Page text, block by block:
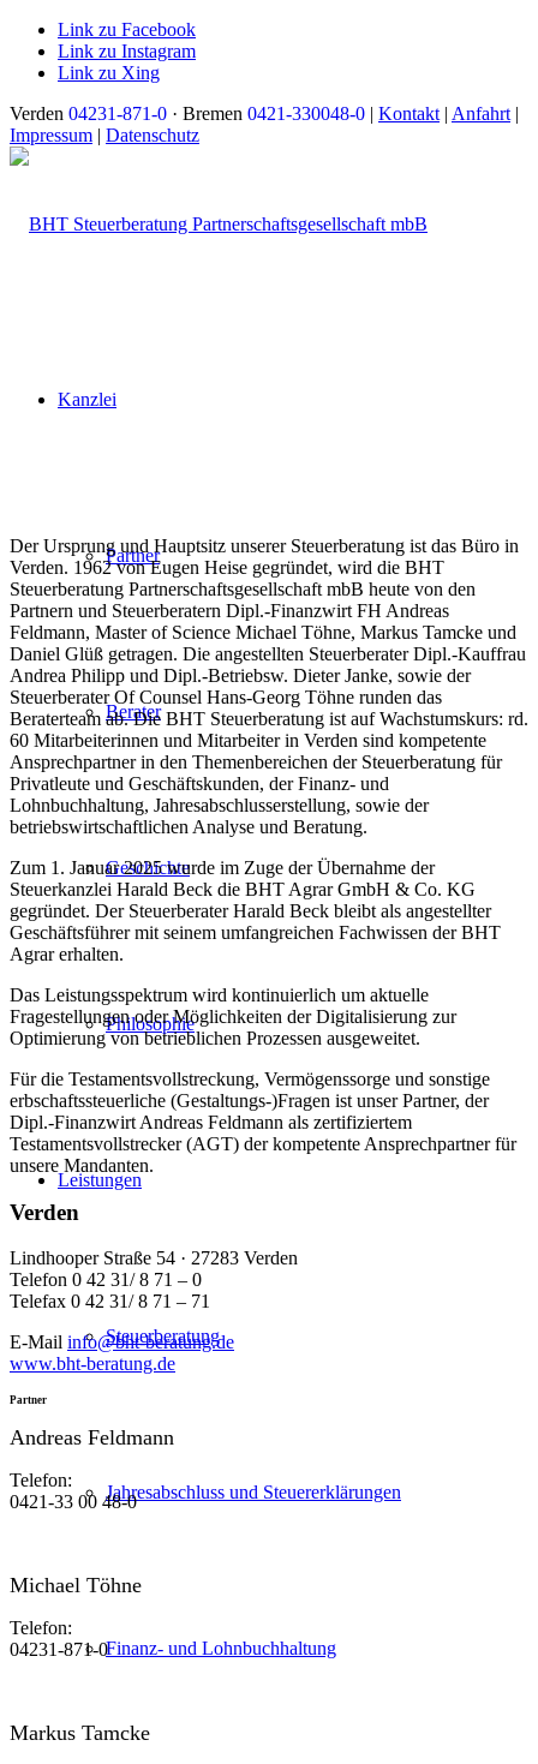
Link zu Facebook
Link zu Instagram
Link zu Xing
Verden 04231-871-0 · Bremen 0421-330048-0 | Kontakt | Anfahrt |
Impressum | Datenschutz
Kanzlei
Partner
Berater
Geschichte
Philosophie
Leistungen
Steuerberatung
Jahresabschluss und Steuererklärungen
Finanz- und Lohnbuchhaltung
Der Ursprung und Hauptsitz unserer Steuerberatung ist das Büro in
Verden. 1962 von Eugen Heise gegründet, wird die BHT
Steuerberatung Partnerschaftsgesellschaft mbB heute von den
Partnern und Steuerberatern Dipl.-Finanzwirt FH Andreas
Feldmann, Master of Science Michael Töhne, Markus Tamcke und
Daniel Glüß getragen. Die angestellten Steuerberater Dipl.-Kauffrau
Andrea Philipp und Dipl.-Betriebsw. Dieter Janke, sowie der
Steuerberater Of Counsel Hans-Georg Töhne runden das
Beraterteam ab. Die BHT Steuerberatung ist auf Wachstumskurs: rd.
60 Mitarbeiterinnen und Mitarbeiter in Verden sind kompetente
Ansprechpartner in den Themenbereichen der Steuerberatung für
Privatleute und Geschäftskunden, der Finanz- und
Lohnbuchhaltung, Jahresabschlusserstellung, sowie der
betriebswirtschaftlichen Analyse und Beratung.
Zum 1. Januar 2025 wurde im Zuge der Übernahme der
Steuerkanzlei Harald Beck die BHT Agrar GmbH & Co. KG
gegründet. Der Steuerberater Harald Beck bleibt als angestellter
Geschäftsführer mit seinem umfangreichen Fachwissen der BHT
Agrar erhalten.
Das Leistungsspektrum wird kontinuierlich um aktuelle
Fragestellungen oder Möglichkeiten der Digitalisierung zur
Optimierung von betrieblichen Prozessen ausgeweitet.
Für die Testamentsvollstreckung, Vermögenssorge und sonstige
erbschaftssteuerliche (Gestaltungs-)Fragen ist unser Partner, der
Dipl.-Finanzwirt Andreas Feldmann als zertifiziertem
Testamentsvollstrecker (AGT) der kompetente Ansprechpartner für
unsere Mandanten.
Verden
Lindhooper Straße 54 · 27283 Verden
Telefon 0 42 31/ 8 71 – 0
Telefax 0 42 31/ 8 71 – 71
E-Mail info@bht-beratung.de
www.bht-beratung.de
Partner
Andreas Feldmann
Telefon:
0421-33 00 48-0
Michael Töhne
Telefon:
04231-871-0
Markus Tamcke